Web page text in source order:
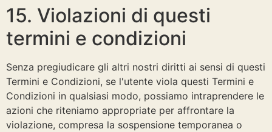
15. Violazioni di questi
termini e condizioni
Senza pregiudicare gli altri nostri diritti ai sensi di questi
Termini e Condizioni, se l'utente viola questi Termini e
Condizioni in qualsiasi modo, possiamo intraprendere le
azioni che riteniamo appropriate per affrontare la
violazione, compresa la sospensione temporanea o